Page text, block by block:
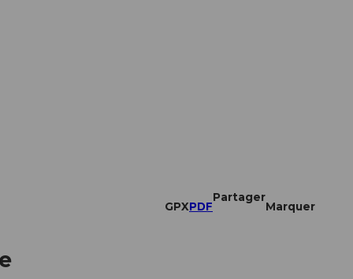
GPXPDF
Partager
Marquer